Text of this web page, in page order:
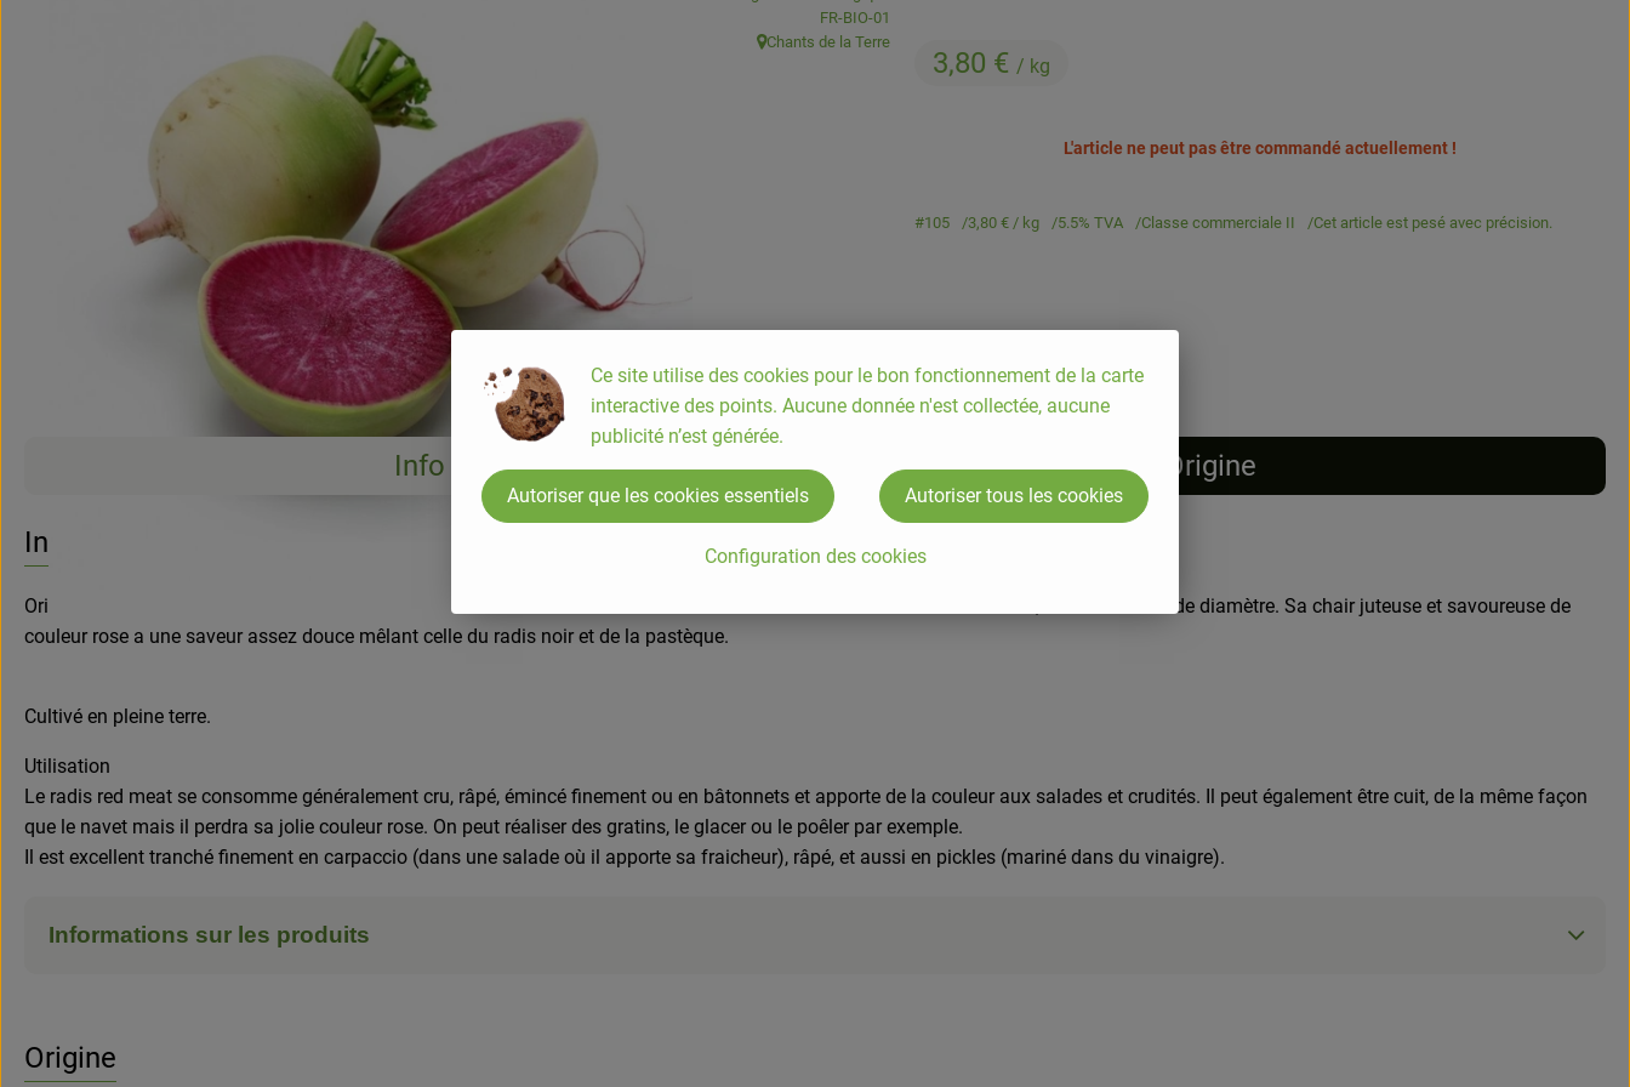
3,80 € / kg
, Autorité de contrôle:
FR-BIO-01
, Origine:
Chants de la Terre
L'article ne peut pas être commandé actuellement !
#105 3,80 € / kg 5.5% TVA Classe commerciale II Cet article est pesé avec précision.
Info Origine
Info
Originaire de Chine, le radis red meat est un légume à grosse racine ronde, volumineuse de couleur blanche à collet vert, d'environ 8 cm de diamètre. Sa chair juteuse et savoureuse de
couleur rose a une saveur assez douce mêlant celle du radis noir et de la pastèque.
Cultivé en pleine terre.
Utilisation
Le radis red meat se consomme généralement cru, râpé, émincé finement ou en bâtonnets et apporte de la couleur aux salades et crudités. Il peut également être cuit, de la même façon
que le navet mais il perdra sa jolie couleur rose. On peut réaliser des gratins, le glacer ou le poêler par exemple.
Il est excellent tranché finement en carpaccio (dans une salade où il apporte sa fraicheur), râpé, et aussi en pickles (mariné dans du vinaigre).
Informations sur les produits
Origine
Ce site utilise des cookies pour le bon fonctionnement de la carte
interactive des points. Aucune donnée n'est collectée, aucune
publicité n’est générée.
Configuration des cookies
Autoriser que les cookies essentiels Autoriser tous les cookies